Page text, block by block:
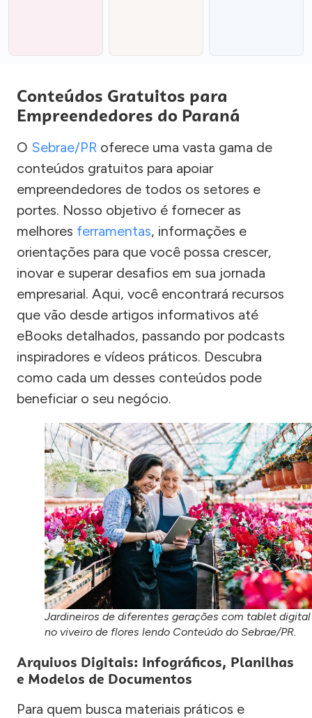
Conteúdos Gratuitos para
Empreendedores do Paraná
O Sebrae/PR oferece uma vasta gama de
conteúdos gratuitos para apoiar
empreendedores de todos os setores e
portes. Nosso objetivo é fornecer as
melhores ferramentas, informações e
orientações para que você possa crescer,
inovar e superar desafios em sua jornada
empresarial. Aqui, você encontrará recursos
que vão desde artigos informativos até
eBooks detalhados, passando por podcasts
inspiradores e vídeos práticos. Descubra
como cada um desses conteúdos pode
beneficiar o seu negócio.
Jardineiros de diferentes gerações com tablet digital
no viveiro de flores lendo Conteúdo do Sebrae/PR.
Arquivos Digitais: Infográficos, Planilhas
e Modelos de Documentos
Para quem busca materiais práticos e